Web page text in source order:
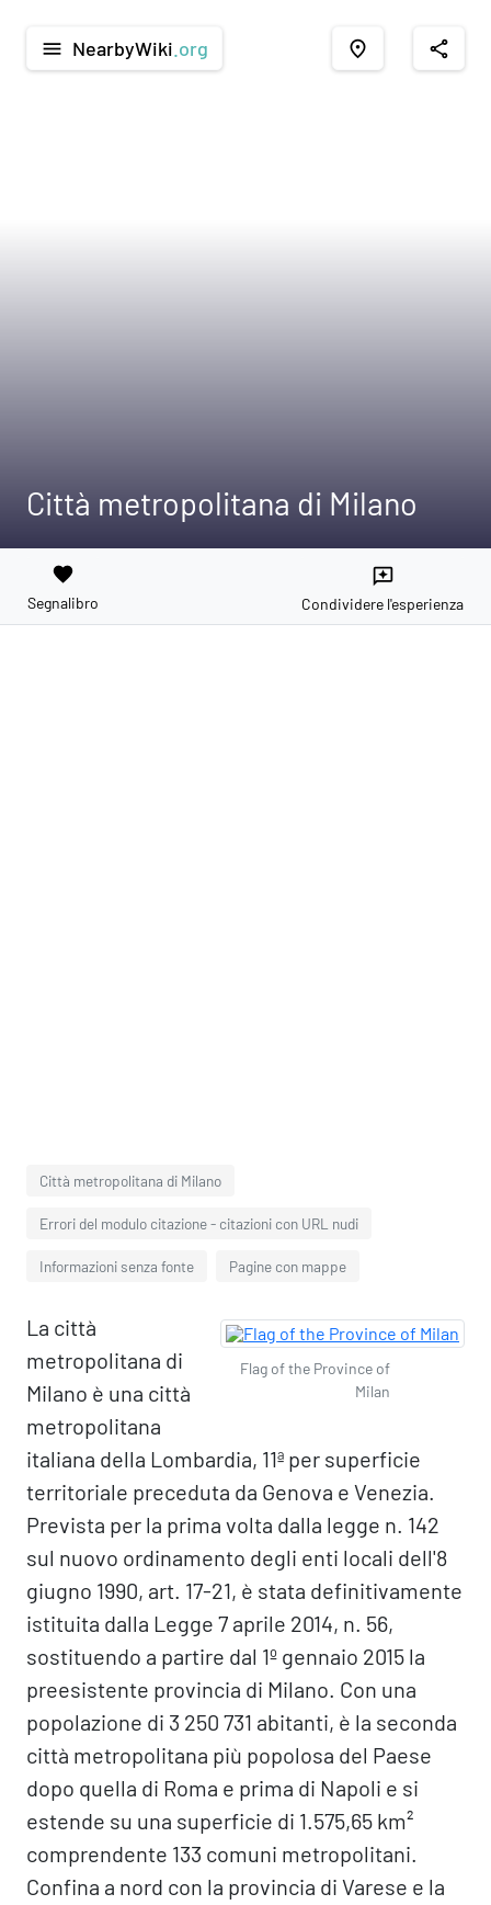
menu NearbyWiki .org place share
Città metropolitana di Milano
favorite
Segnalibro
reviews
Condividere l'esperienza
Città metropolitana di Milano
Errori del modulo citazione - citazioni con URL nudi
Informazioni senza fonte Pagine con mappe
Flag of the Province of
Milan
La città
metropolitana di
Milano è una città
metropolitana
italiana della Lombardia, 11ª per superficie
territoriale preceduta da Genova e Venezia.
Prevista per la prima volta dalla legge n. 142
sul nuovo ordinamento degli enti locali dell'8
giugno 1990, art. 17-21, è stata definitivamente
istituita dalla Legge 7 aprile 2014, n. 56,
sostituendo a partire dal 1º gennaio 2015 la
preesistente provincia di Milano. Con una
popolazione di 3 250 731 abitanti, è la seconda
città metropolitana più popolosa del Paese
dopo quella di Roma e prima di Napoli e si
estende su una superficie di 1.575,65 km²
comprendente 133 comuni metropolitani.
Confina a nord con la provincia di Varese e la